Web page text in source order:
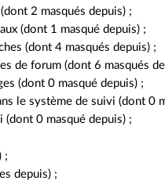
2 masqués depuis) ;
(dont 1 masqué depuis) ;
(dont 4 masqués depuis) ;
de forum (dont 6 masqués
(dont 0 masqué depuis) ;
le système de suivi (dont 0
0 masqué depuis) ;
;
depuis) ;